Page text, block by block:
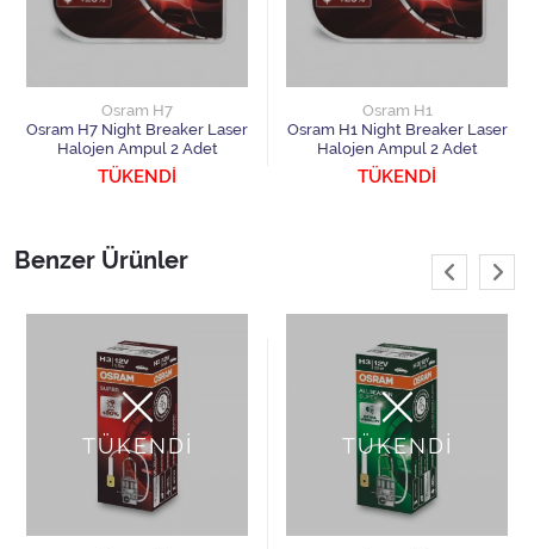
Osram H7
Osram H7 Night Breaker Laser
Halojen Ampul 2 Adet
TÜKENDİ
Osram H1
Osram H1 Night Breaker Laser
Halojen Ampul 2 Adet
TÜKENDİ
Benzer Ürünler
TÜKENDİ TÜKENDİ